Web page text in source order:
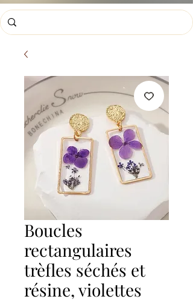
Boucles
rectangulaires
trèfles séchés et
résine, violettes